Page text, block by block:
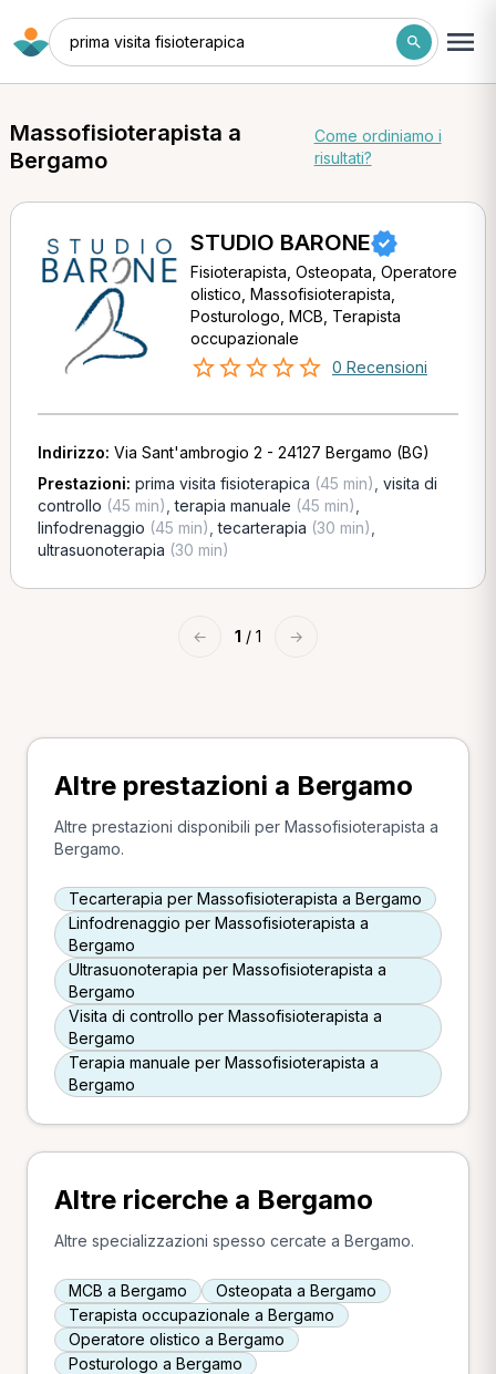
prima visita fisioterapica
Massofisioterapista a
Bergamo
Come ordiniamo i
risultati?
STUDIO BARONE
Fisioterapista, Osteopata, Operatore
olistico, Massofisioterapista,
Posturologo, MCB, Terapista
occupazionale
0 Recensioni
Indirizzo: Via Sant'ambrogio 2 - 24127 Bergamo (BG)
Prestazioni: prima visita fisioterapica (45 min) visita di
controllo (45 min) ,terapia manuale (45 min)
linfodrenaggio (45 min) ,tecarterapia (30 min)
ultrasuonoterapia (30 min)
← 1 / 1 →
Altre prestazioni a Bergamo
Altre prestazioni disponibili per Massofisioterapista a
Bergamo.
Tecarterapia per Massofisioterapista a Bergamo
Linfodrenaggio per Massofisioterapista a
Bergamo
Ultrasuonoterapia per Massofisioterapista a
Bergamo
Visita di controllo per Massofisioterapista a
Bergamo
Terapia manuale per Massofisioterapista a
Bergamo
Altre ricerche a Bergamo
Altre specializzazioni spesso cercate a Bergamo.
MCB a Bergamo
Osteopata a Bergamo
Terapista occupazionale a Bergamo
Operatore olistico a Bergamo
Posturologo a Bergamo